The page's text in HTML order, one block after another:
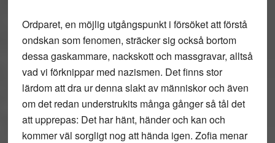
Ordparet, en möjlig utgångspunkt i försöket att förstå
ondskan som fenomen, sträcker sig också bortom
dessa gaskammare, nackskott och massgravar, alltså
vad vi förknippar med nazismen. Det finns stor
lärdom att dra ur denna slakt av människor och även
om det redan understrukits många gånger så tål det
att upprepas: Det har hänt, händer och kan och
kommer väl sorgligt nog att hända igen. Zofia menar